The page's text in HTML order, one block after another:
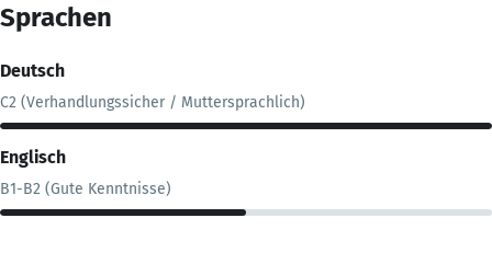
Sprachen
Deutsch
C2 (Verhandlungssicher / Muttersprachlich)
Englisch
B1-B2 (Gute Kenntnisse)